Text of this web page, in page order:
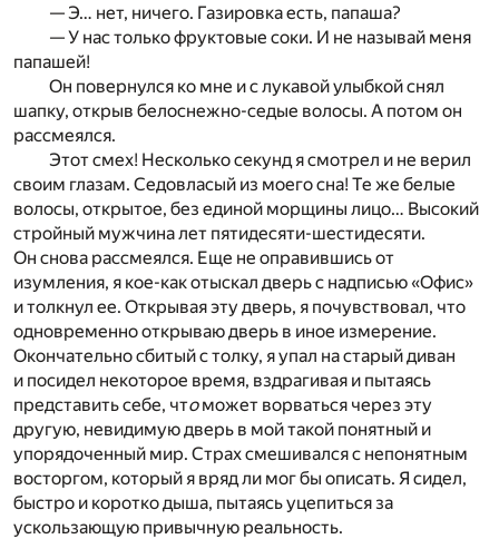
— Э… нет, ничего. Газировка есть, папаша?
— У нас только фруктовые соки. И не называй меня
папашей!
Он повернулся ко мне и с лукавой улыбкой снял
шапку, открыв белоснежно-седые волосы. А потом он
рассмеялся.
Этот смех! Несколько секунд я смотрел и не верил
своим глазам. Седовласый из моего сна! Те же белые
волосы, открытое, без единой морщины лицо… Высокий
стройный мужчина лет пятидесяти-шестидесяти.
Он снова рассмеялся. Еще не оправившись от
изумления, я кое-как отыскал дверь с надписью «Офис»
и толкнул ее. Открывая эту дверь, я почувствовал, что
одновременно открываю дверь в иное измерение.
Окончательно сбитый с толку, я упал на старый диван
и посидел некоторое время, вздрагивая и пытаясь
представить себе, чтоможет ворваться через эту
другую, невидимую дверь в мой такой понятный и
упорядоченный мир. Страх cмешивался с непонятным
восторгом, который я вряд ли мог бы описать. Я сидел,
быстро и коротко дыша, пытаясь уцепиться за
ускользающую привычную реальность.